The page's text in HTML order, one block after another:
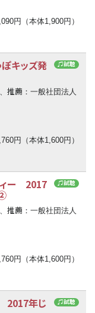
円（本体1,900円）
♫試聴
キッズ発
推薦 ：一般社団法人
円（本体1,600円）
♫試聴
ィー 2017
推薦 ：一般社団法人
円（本体1,600円）
♫試聴
2017年じ